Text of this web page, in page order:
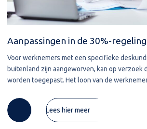
Aanpassingen in de 30%-regeling
Voor werknemers met een specifieke
buitenland zijn aangeworven, kan op verzoek
worden toegepast. Het loon van de
Lees hier meer